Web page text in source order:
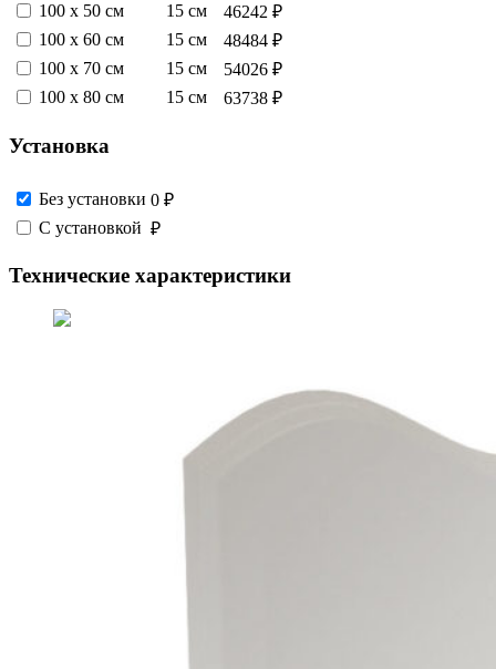
100 х 50 см
15 см
46242 ₽
100 х 60 см
15 см
48484 ₽
100 х 70 см
15 см
54026 ₽
100 х 80 см
15 см 63738 ₽
Установка
Без установки 0 ₽
С установкой ₽
Технические характеристики